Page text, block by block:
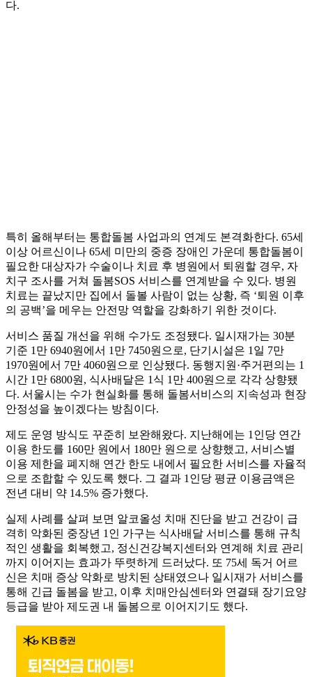
다.
특히 올해부터는 통합돌봄 사업과의 연계도 본격화한다. 65세
이상 어르신이나 65세 미만의 중증 장애인 가운데 통합돌봄이
필요한 대상자가 수술이나 치료 후 병원에서 퇴원할 경우, 자
치구 조사를 거쳐 돌봄SOS 서비스를 연계받을 수 있다. 병원
치료는 끝났지만 집에서 돌볼 사람이 없는 상황, 즉 ‘퇴원 이후
의 공백’을 메우는 안전망 역할을 강화하기 위한 것이다.
서비스 품질 개선을 위해 수가도 조정됐다. 일시재가는 30분
기준 1만 6940원에서 1만 7450원으로, 단기시설은 1일 7만
1970원에서 7만 4060원으로 인상됐다. 동행지원·주거편의는 1
시간 1만 6800원, 식사배달은 1식 1만 400원으로 각각 상향됐
다. 서울시는 수가 현실화를 통해 돌봄서비스의 지속성과 현장
안정성을 높이겠다는 방침이다.
제도 운영 방식도 꾸준히 보완해왔다. 지난해에는 1인당 연간
이용 한도를 160만 원에서 180만 원으로 상향했고, 서비스별
이용 제한을 폐지해 연간 한도 내에서 필요한 서비스를 자율적
으로 조합할 수 있도록 했다. 그 결과 1인당 평균 이용금액은
전년 대비 약 14.5% 증가했다.
실제 사례를 살펴 보면 알코올성 치매 진단을 받고 건강이 급
격히 악화된 중장년 1인 가구는 식사배달 서비스를 통해 규칙
적인 생활을 회복했고, 정신건강복지센터와 연계해 치료 관리
까지 이어지는 효과가 뚜렷하게 드러났다. 또 75세 독거 어르
신은 치매 증상 악화로 방치된 상태였으나 일시재가 서비스를
통해 긴급 돌봄을 받고, 이후 치매안심센터와 연결돼 장기요양
등급을 받아 제도권 내 돌봄으로 이어지기도 했다.